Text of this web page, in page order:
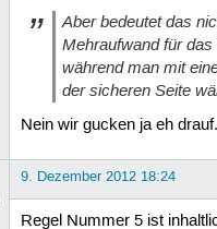
Aber bedeutet das
Mehraufwand für das
während man mit
der sicheren Seite
Nein wir gucken ja eh drauf.
9. Dezember 2012 18:24
Regel Nummer 5 ist